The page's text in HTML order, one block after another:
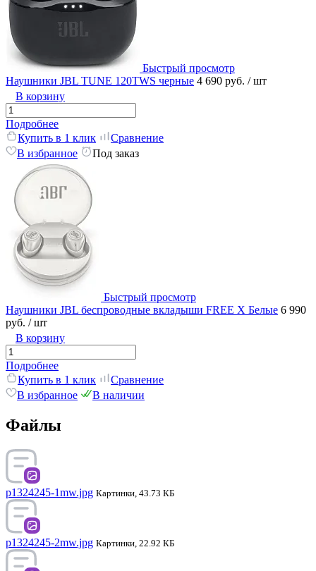
Быстрый просмотр
Наушники JBL TUNE 120TWS черные 4 690 руб. / шт
В корзину
Подробнее
Купить в 1 клик
Сравнение
В избранное
Под заказ
Быстрый просмотр
Наушники JBL беспроводные вкладыши FREE X Белые 6 990
руб. / шт
В корзину
Подробнее
Купить в 1 клик
Сравнение
В избранное
В наличии
Файлы
p1324245-1mw.jpg Картинки, 43.73 КБ
p1324245-2mw.jpg Картинки, 22.92 КБ